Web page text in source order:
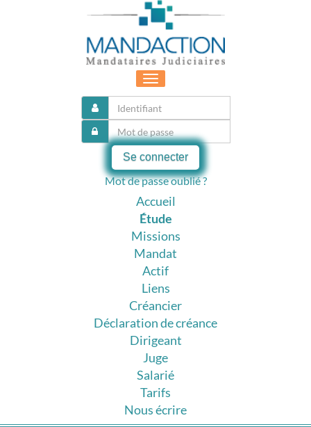
Toggle
navigation
Se connecter
Mot de passe oublié ?
Accueil
Étude
Missions
Mandat
Actif
Liens
Créancier
Déclaration de créance
Dirigeant
Juge
Salarié
Tarifs
Nous écrire